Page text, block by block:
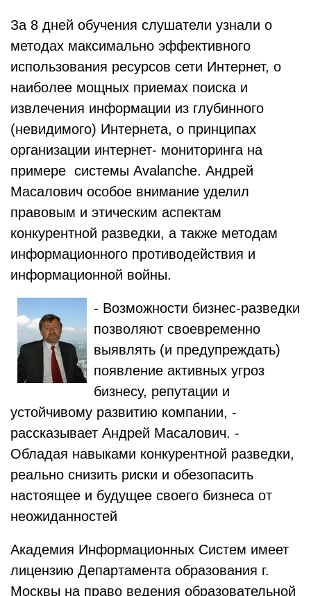
За 8 дней обучения слушатели узнали о
методах максимально эффективного
использования ресурсов сети Интернет, о
наиболее мощных приемах поиска и
извлечения информации из глубинного
(невидимого) Интернета, о принципах
организации интернет- мониторинга на
примере системы Avalanche. Андрей
Масалович особое внимание уделил
правовым и этическим аспектам
конкурентной разведки, а также методам
информационного противодействия и
информационной войны.
- Возможности бизнес-разведки
позволяют своевременно
выявлять (и предупреждать)
появление активных угроз
бизнесу, репутации и
устойчивому развитию компании, -
рассказывает Андрей Масалович. -
Обладая навыками конкурентной разведки,
реально снизить риски и обезопасить
настоящее и будущее своего бизнеса от
неожиданностей
Академия Информационных Систем имеет
лицензию Департамента образования г.
Москвы на право ведения образовательной